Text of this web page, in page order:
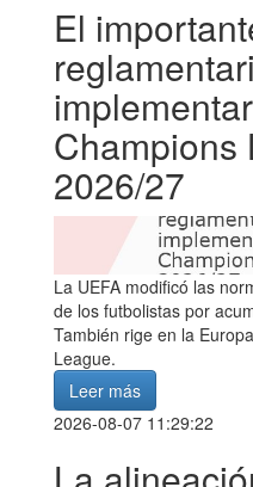
El
Champions
2026/27
La UEFA modificó las
de los futbolistas por
También rige en la
League.
Leer más
2026-08-07 11:29:22